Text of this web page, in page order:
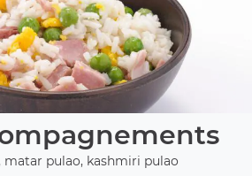
matar pulao, kashmiri pulao